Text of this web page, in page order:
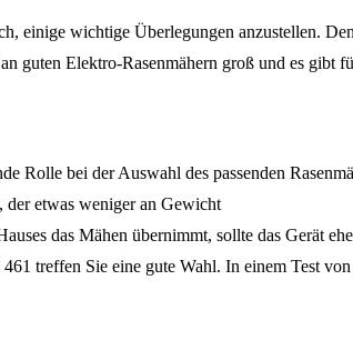
einige wichtige Überlegungen anzustellen.
guten Elektro-Rasenmähern groß und es gibt
Rolle bei der Auswahl des passenden
der etwas weniger an Gewicht
das Mähen übernimmt, sollte das Gerät
treffen Sie eine gute Wahl. In einem Test